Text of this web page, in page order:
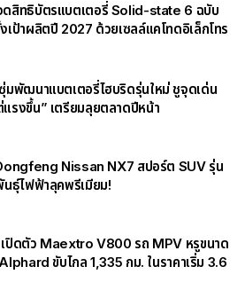
ดสิทธิบัตรแบตเตอรี่ Solid-state 6 ฉบับ
เป้าผลิตปี 2027 ด้วยเซลล์แคโทดอิเล็กโทร
พัฒนาแบตเตอรี่ไฮบริดรุ่นใหม่ ชูจุดเด่น
รงขึ้น” เตรียมลุยตลาดปีหน้า
Nissan NX7 สปอร์ต SUV รุ่น
นธุ์ไฟฟ้าลุคพรีเมียม!
ปิดตัว Maextro V800 รถ MPV หรูขนาด
ขับไกล 1,335 กม. ในราคาเริ่ม 3.6